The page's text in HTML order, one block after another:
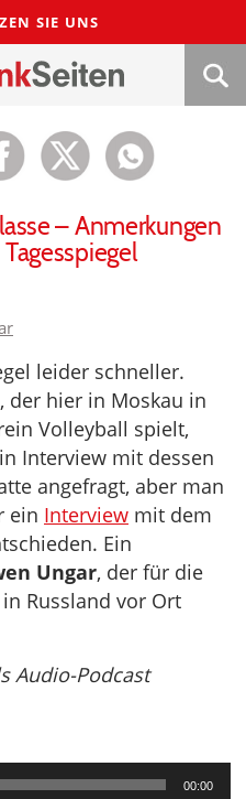
SIE UNS
– Anmerkungen
leider schneller.
der hier in Moskau in
Volleyball spielt,
Interview mit dessen
angefragt, aber man
ein Interview mit dem
Ein
Ungar, der für die
Russland vor Ort
Audio-Podcast
00:00